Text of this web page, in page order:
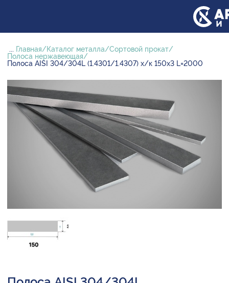
... Главная Каталог металла
Сортовой прокат
Полоса нержавеющая
Полоса AISI 304/304L (1.4301/1.4307) х/к 150х3 L=2000